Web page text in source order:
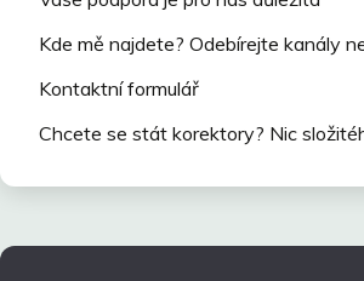
Kde mě najdete? Odebírejte kanály
Kontaktní formulář
Chcete se stát korektory? Nic